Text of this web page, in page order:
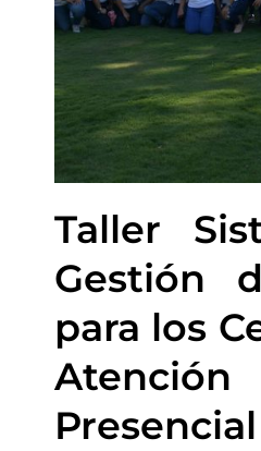
Taller
Gestión
para los
Atención
Presencial